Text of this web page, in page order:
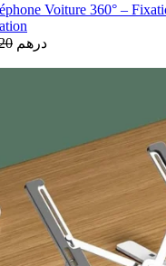
Voiture 360° –
139 درهم 220